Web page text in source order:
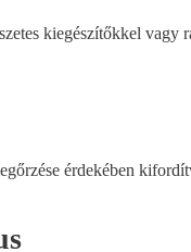
kiegészítőkkel
érdekében